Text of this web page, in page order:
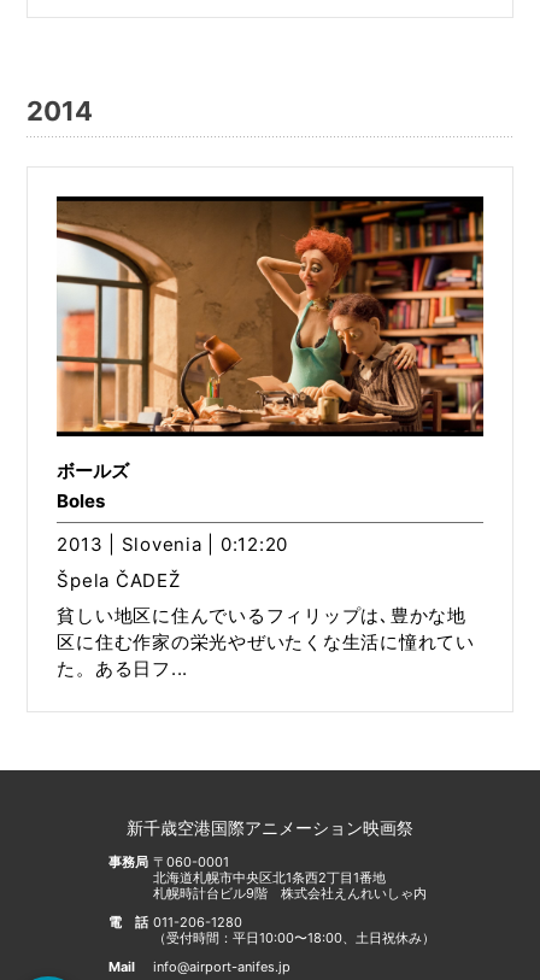
2014
ボールズ
Boles
2013 | Slovenia | 0:12:20
Špela ČADEŽ
貧しい地区に住んでいるフィリップは､豊かな地
区に住む作家の栄光やぜいたくな生活に憧れてい
た。ある日フ...
新千歳空港国際アニメーション映画祭
事務局 〒060-0001
北海道札幌市中央区北1条西2丁目1番地
札幌時計台ビル9階 株式会社えんれいしゃ内
電話 011-206-1280
（受付時間：平日10:00〜18:00、土日祝休み）
Mail
info@airport-anifes.jp